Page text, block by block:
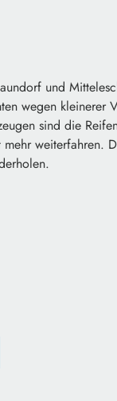
und
wegen kleinerer
sind die
weiterfahren.